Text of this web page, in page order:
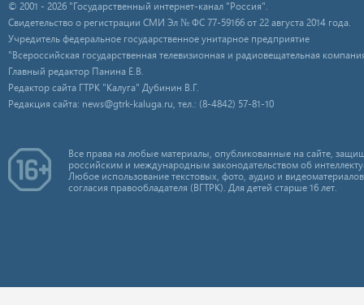
© 2001 - 2026 "Государственный интернет-канал "Россия".
Свидетельство о регистрации СМИ Эл № ФС 77-59166 от 22 августа 2014 года.
Учредитель федеральное государственное унитарное предприятие
"Всероссийская государственная телевизионная и радиовещательная
Главный редактор Панина Е.В.
Редактор сайта ГТРК "Калуга" Дубинин В.Г.
Редакция сайта: news@gtrk-kaluga.ru, тел.: (8-4842) 57-81-10
Все права на любые материалы, опубликованные на сайте,
российским и международным законодательством об
Любое использование текстовых, фото, аудио и
согласия правообладателя (ВГТРК). Для детей старше 16 лет.